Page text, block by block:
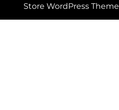
Store WordPress Theme